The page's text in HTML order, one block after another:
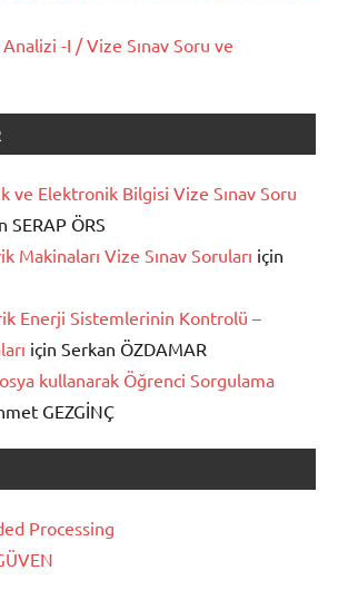
-I / Vize Sınav Soru ve
ve Elektronik Bilgisi Vize Sınav Soru
SERAP ÖRS
Makinaları Vize Sınav Soruları için
Enerji Sistemlerinin Kontrolü –
için Serkan ÖZDAMAR
kullanarak Öğrenci Sorgulama
GEZGİNÇ
Processing